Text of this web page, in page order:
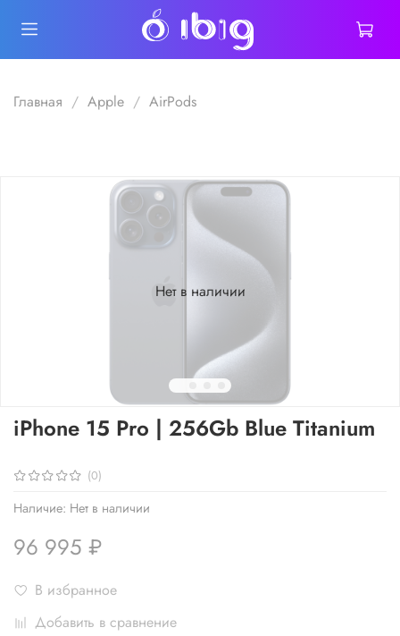
Главная Apple AirPods
Нет в наличии
(0)
Наличие: Нет в наличии
iPhone 15 Pro | 256Gb Blue Titanium
96 995 ₽
В избранное
Добавить в сравнение